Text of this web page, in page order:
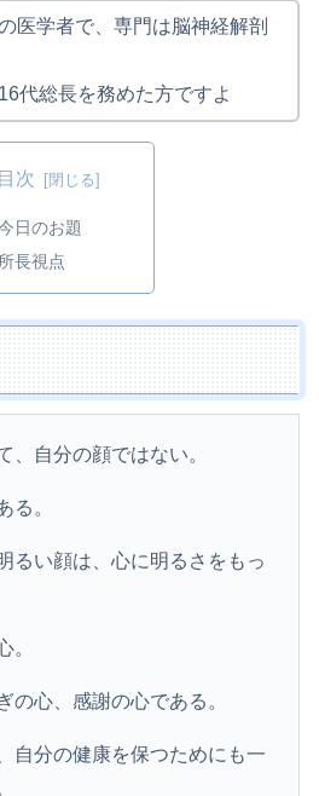
医学者で、専門は脳神経解剖
代総長を務めた方ですよ
目次
日のお題
所長視点
、自分の顔ではない。
る。
るい顔は、心に明るさをもっ
。
の心、感謝の心である。
自分の健康を保つためにも一